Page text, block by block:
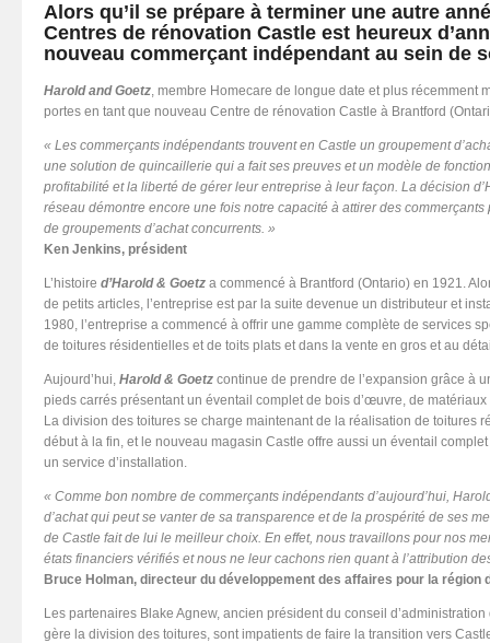
Alors qu’il se prépare à terminer une autre
Centres de rénovation Castle est heureux
nouveau commerçant indépendant au sein de
Harold and Goetz, membre Homecare de longue date et plus récemment
portes en tant que nouveau Centre de rénovation Castle à Brantford
« Les commerçants indépendants trouvent en Castle un groupement
une solution de quincaillerie qui a fait ses preuves et un modèle de
profitabilité et la liberté de gérer leur entreprise à leur façon. La décision
réseau démontre encore une fois notre capacité à attirer des
de groupements d’achat concurrents. »
Ken Jenkins, président
L’histoire d’Harold & Goetz a commencé à Brantford (Ontario) en 1921.
de petits articles, l’entreprise est par la suite devenue un distributeur et
1980, l’entreprise a commencé à offrir une gamme complète de services
de toitures résidentielles et de toits plats et dans la vente en gros et au
Aujourd’hui, Harold & Goetz continue de prendre de l’expansion grâce à
pieds carrés présentant un éventail complet de bois d’œuvre, de
La division des toitures se charge maintenant de la réalisation de toitures
début à la fin, et le nouveau magasin Castle offre aussi un éventail
un service d’installation.
« Comme bon nombre de commerçants indépendants d’aujourd’hui,
d’achat qui peut se vanter de sa transparence et de la prospérité de ses
de Castle fait de lui le meilleur choix. En effet, nous travaillons pour nos
états financiers vérifiés et nous ne leur cachons rien quant à l’attribution
Bruce Holman, directeur du développement des affaires pour la région
Les partenaires Blake Agnew, ancien président du conseil
gère la division des toitures, sont impatients de faire la transition vers